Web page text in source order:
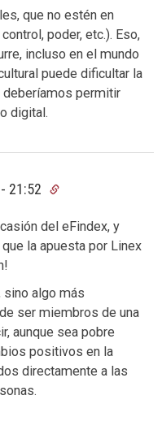
que no estén en
poder, etc.). Eso,
incluso en el mundo
puede dificultar la
deberíamos permitir
digital.
21:52
del eFindex, y
la apuesta por Linex
sino algo más
ser miembros de una
aunque sea pobre
positivos en la
directamente a las